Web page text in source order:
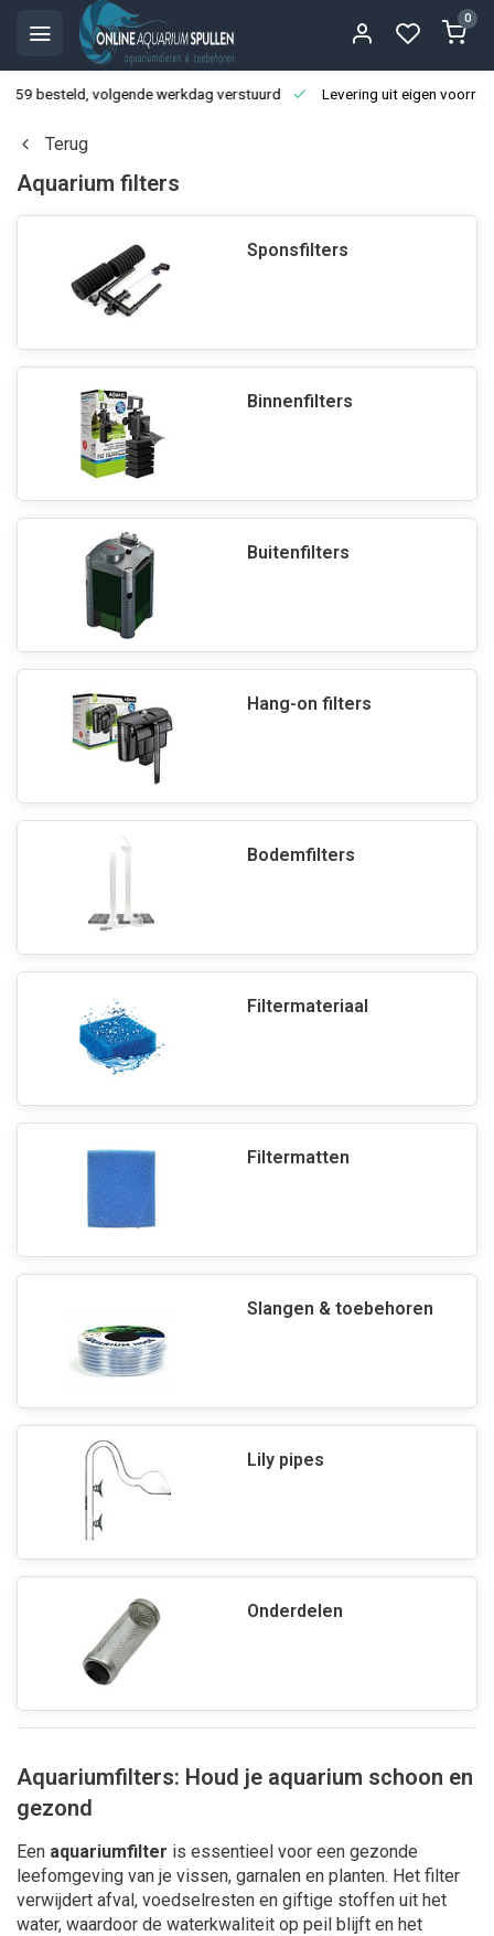
0
besteld, volgende werkdag verstuurd Levering uit eigen
Terug
Aquarium filters
Sponsfilters
Binnenfilters
Buitenfilters
Hang-on filters
Bodemfilters
Filtermateriaal
Filtermatten
Slangen & toebehoren
Lily pipes
Onderdelen
Aquariumfilters: Houd je aquarium schoon en
gezond
Een aquariumfilter is essentieel voor een gezonde
leefomgeving van je vissen, garnalen en planten. Het filter
verwijdert afval, voedselresten en giftige stoffen uit het
water, waardoor de waterkwaliteit op peil blijft en het